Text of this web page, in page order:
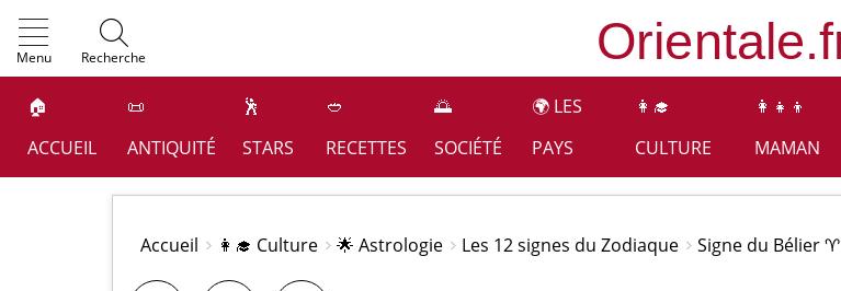
Menu Recherche
🏠
ACCUEIL
📜
ANTIQUITÉ
🕺
STARS
🥙
RECETTES
🌅
SOCIÉTÉ
🌍 LES
PAYS
👩‍🎓
CULTURE
👩‍👧‍👦
MAMAN
Accueil 👩‍🎓 Culture 🌟 Astrologie Les 12 signes du Zodiaque Signe du Bélier ♈